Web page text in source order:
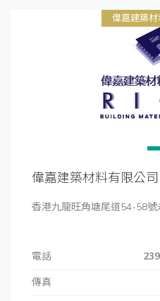
偉嘉建築
偉嘉建築材料有限公司
香港九龍旺角塘尾道54-58
電話
傳真